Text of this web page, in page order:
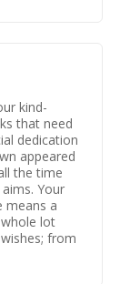
kind-
that need
dedication
appeared
the time
Your
means a
lot
from